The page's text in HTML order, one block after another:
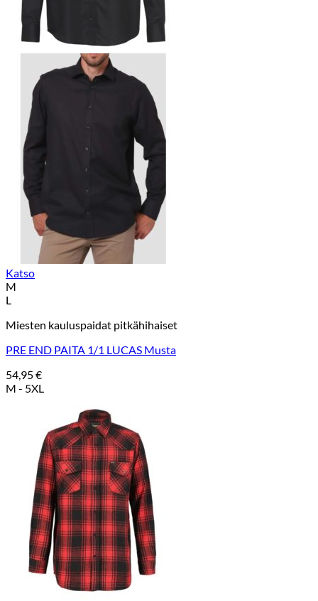
Katso
M
L
Miesten kauluspaidat pitkähihaiset
PRE END PAITA 1/1 LUCAS Musta
54,95€
M - 5XL